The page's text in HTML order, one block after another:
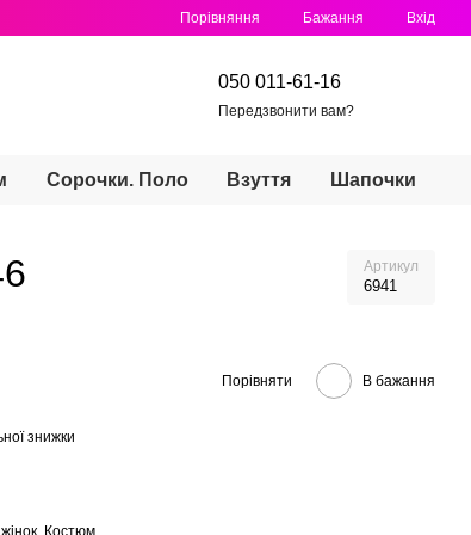
Порівняння Бажання Вхід
050 011-61-16
Передзвонити вам?
Сорочки. Поло Взуття Шапочки
Артикул
6941
Порівняти В бажання
знижки
Костюм